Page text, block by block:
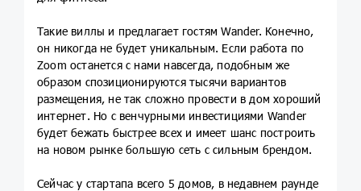
Такие виллы и предлагает гостям Wander. Конечно,
он никогда не будет уникальным. Если работа по
Zoom останется с нами навсегда, подобным же
образом спозиционируются тысячи вариантов
размещения, не так сложно провести в дом хороший
интернет. Но с венчурными инвестициями Wander
будет бежать быстрее всех и имеет шанс построить
на новом рынке большую сеть с сильным брендом.
Сейчас у стартапа всего 5 домов, в недавнем раунде